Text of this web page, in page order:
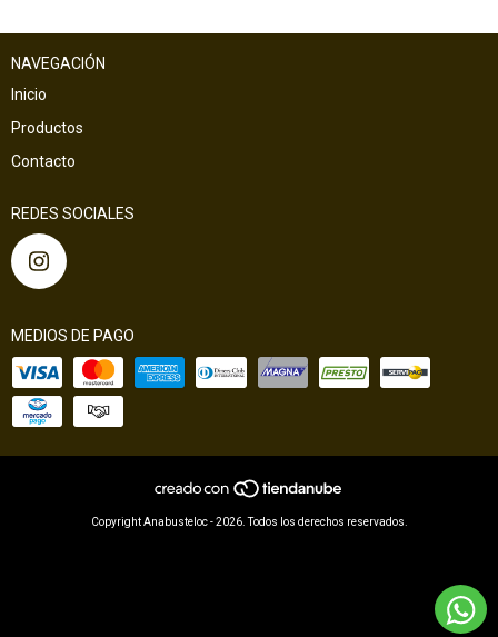
NAVEGACIÓN
Inicio
Productos
Contacto
REDES SOCIALES
MEDIOS DE PAGO
Copyright Anabusteloc - 2026. Todos los derechos reservados.